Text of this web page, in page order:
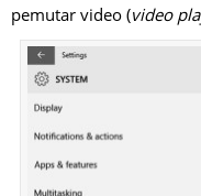
pemutar video (video